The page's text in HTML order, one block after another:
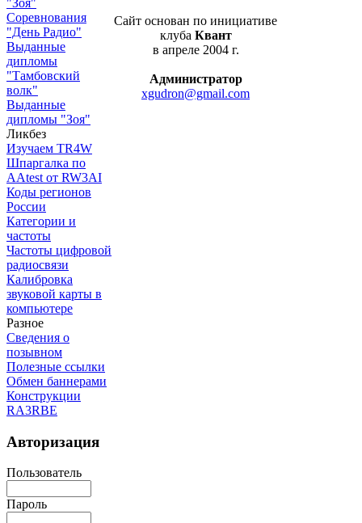
"Зоя"
Соревнования
"День Радио"
Выданные
дипломы
"Тамбовский
волк"
Выданные
дипломы "Зоя"
Ликбез
Изучаем TR4W
Шпаргалка по
AAtest от RW3AI
Коды регионов
России
Категории и
частоты
Частоты цифровой
радиосвязи
Калибровка
звуковой карты в
компьютере
Разное
Сведения о
позывном
Полезные ссылки
Обмен баннерами
Конструкции
RA3RBE
Авторизация
Пользователь
Пароль
Сайт основан по инициативе
клуба Квант
в апреле 2004 г.
Администратор
xgudron@gmail.com